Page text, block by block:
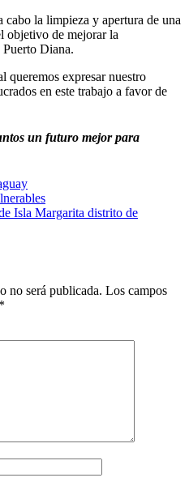
la limpieza y apertura de una
objetivo de mejorar la
Puerto Diana.
queremos expresar nuestro
en este trabajo a favor de
un futuro mejor para
Isla Margarita distrito de
no será publicada. Los campos
*